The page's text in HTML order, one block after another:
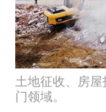
土地征收、房
门领域。